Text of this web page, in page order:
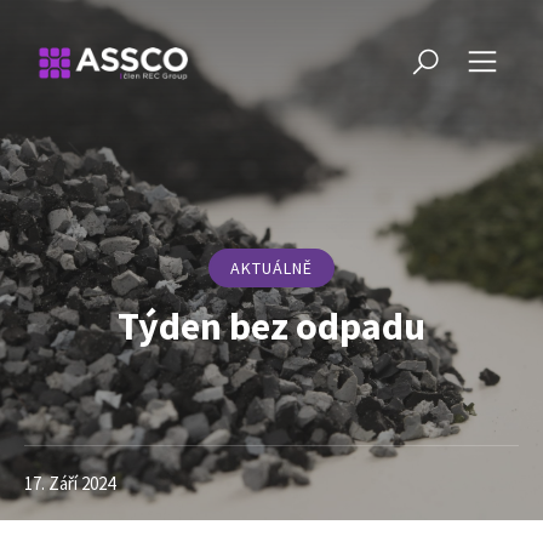
AKTUÁLNĚ
Týden bez odpadu
17. Září 2024